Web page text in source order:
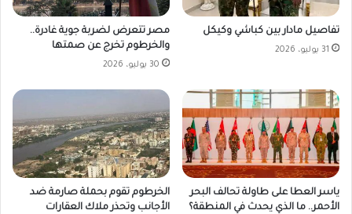
تفاصيل مادار بين كباشي وكيكل
31 يوليو، 2026
مصر تتعرض لضربة جوية غادرة..
والخرطوم تخرج عن صمتها
30 يوليو، 2026
ياسر العطا على طاولة تحالف البحر
الأحمر.. ما الذي يحدث في المنطقة؟
الخرطوم تقوم بحملة صارمة ضد
الأجانب وتحذر ملاك العقارات